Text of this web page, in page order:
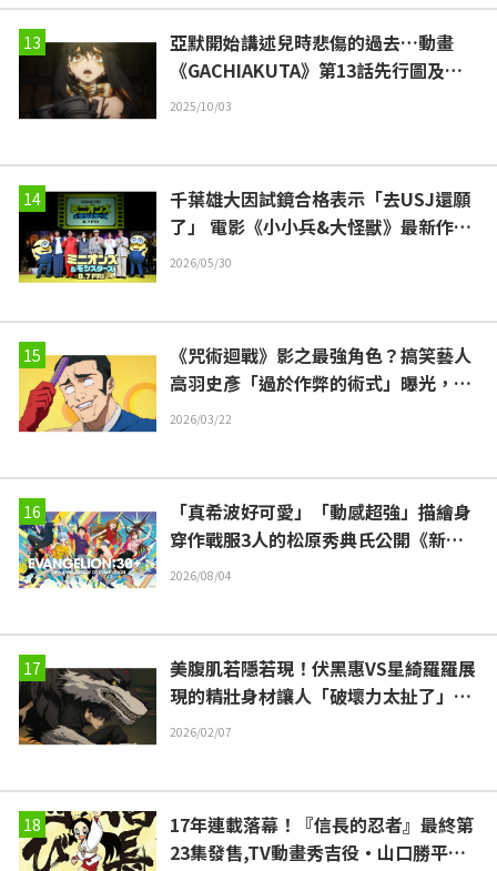
亞默開始講述兒時悲傷的過去…動畫
《GACHIAKUTA》第13話先行圖及劇
情提要公開
2025/10/03
千葉雄大因試鏡合格表示「去USJ還願
了」 電影《小小兵&大怪獸》最新作日
語配音陣容發表會
2026/05/30
《咒術迴戰》影之最強角色？搞笑藝人
高羽史彥「過於作弊的術式」曝光，網
驚：「明明長得一副龍套樣」
2026/03/22
「真希波好可愛」「動感超強」描繪身
穿作戰服3人的松原秀典氏公開《新世
紀福音戰士》美麗手繪插圖引發反響
2026/08/04
美腹肌若隱若現！伏黑惠VS星綺羅羅展
現的精壯身材讓人「破壞力太扯了」
「根本是甚爾等級」動畫「咒術迴戰」
2026/02/07
17年連載落幕！『信長的忍者』最終第
23集發售,TV動畫秀吉役・山口勝平也